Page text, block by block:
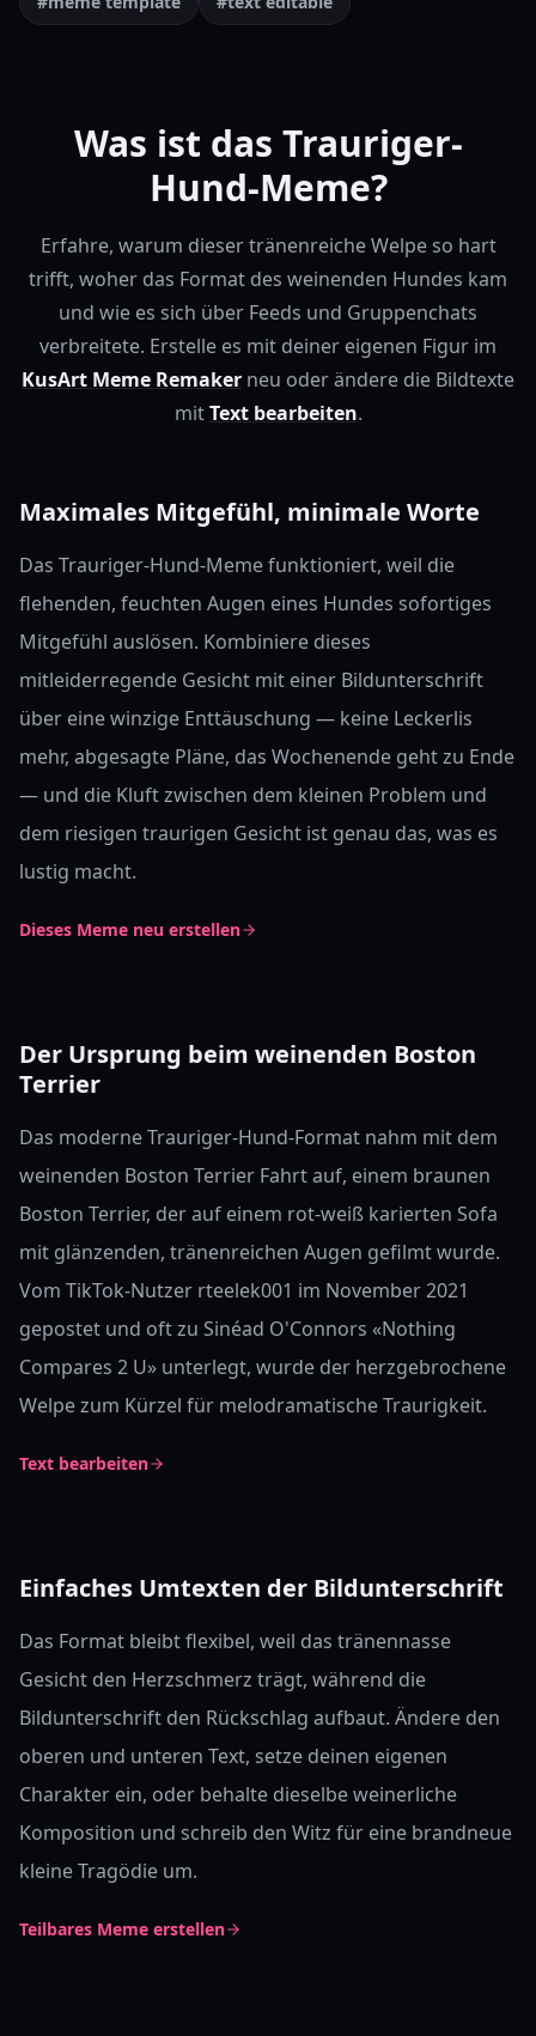
Was ist das Trauriger-
Hund-Meme?
Erfahre, warum dieser tränenreiche Welpe so hart
trifft, woher das Format des weinenden Hundes kam
und wie es sich über Feeds und Gruppenchats
verbreitete. Erstelle es mit deiner eigenen Figur im
KusArt Meme Remaker neu oder ändere die Bildtexte
mitText bearbeiten.
Maximales Mitgefühl, minimale Worte
Das Trauriger-Hund-Meme funktioniert, weil die
flehenden, feuchten Augen eines Hundes sofortiges
Mitgefühl auslösen. Kombiniere dieses
mitleiderregende Gesicht mit einer Bildunterschrift
über eine winzige Enttäuschung — keine Leckerlis
mehr, abgesagte Pläne, das Wochenende geht zu Ende
— und die Kluft zwischen dem kleinen Problem und
dem riesigen traurigen Gesicht ist genau das, was es
lustig macht.
Dieses Meme neu erstellen
Der Ursprung beim weinenden Boston
Terrier
Das moderne Trauriger-Hund-Format nahm mit dem
weinenden Boston Terrier Fahrt auf, einem braunen
Boston Terrier, der auf einem rot-weiß karierten Sofa
mit glänzenden, tränenreichen Augen gefilmt wurde.
Vom TikTok-Nutzer rteelek001 im November 2021
gepostet und oft zu Sinéad O'Connors «Nothing
Compares 2 U» unterlegt, wurde der herzgebrochene
Welpe zum Kürzel für melodramatische Traurigkeit.
Text bearbeiten
Einfaches Umtexten der Bildunterschrift
Das Format bleibt flexibel, weil das tränennasse
Gesicht den Herzschmerz trägt, während die
Bildunterschrift den Rückschlag aufbaut. Ändere den
oberen und unteren Text, setze deinen eigenen
Charakter ein, oder behalte dieselbe weinerliche
Komposition und schreib den Witz für eine brandneue
kleine Tragödie um.
Teilbares Meme erstellen